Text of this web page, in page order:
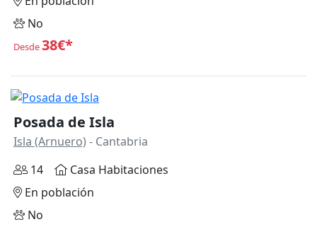
No
Desde38€*
Posada de Isla
Isla (Arnuero) - Cantabria
14
Casa Habitaciones
En población
No